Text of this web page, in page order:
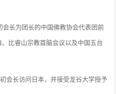
长为团长的中国佛教协会代表团前
比睿山宗教首脑会议以及中国五台
长访问日本，并接受龙谷大学授予